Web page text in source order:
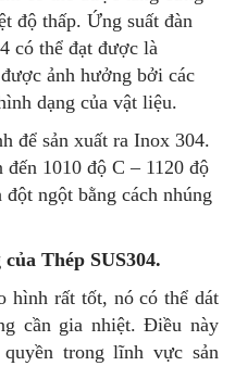
độ thấp. Ứng suất đàn
có thể đạt được là
ảnh hưởng bởi các
dạng của vật liệu.
để sản xuất ra Inox 304.
1010 độ C – 1120 độ
ngột bằng cách nhúng
Thép SUS304.
hình rất tốt, nó có thể dát
cần gia nhiệt. Điều này
trong lĩnh vực sản